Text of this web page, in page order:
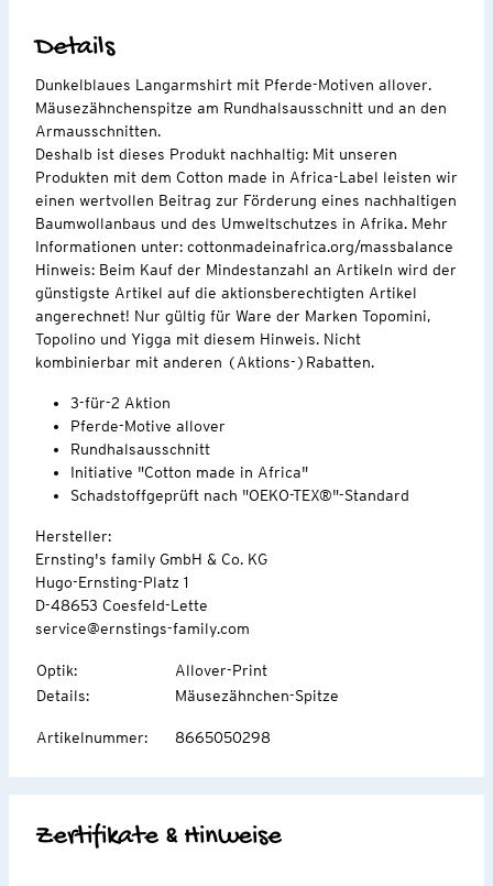
Details
Dunkelblaues Langarmshirt mit Pferde-Motiven allover.
Mäusezähnchenspitze am Rundhalsausschnitt und an den
Armausschnitten.
Deshalb ist dieses Produkt nachhaltig: Mit unseren
Produkten mit dem Cotton made in Africa-Label leisten wir
einen wertvollen Beitrag zur Förderung eines nachhaltigen
Baumwollanbaus und des Umweltschutzes in Afrika. Mehr
Informationen unter: cottonmadeinafrica.org/massbalance
Hinweis: Beim Kauf der Mindestanzahl an Artikeln wird der
günstigste Artikel auf die aktionsberechtigten Artikel
angerechnet! Nur gültig für Ware der Marken Topomini,
Topolino und Yigga mit diesem Hinweis. Nicht
kombinierbar mit anderen (Aktions-)Rabatten.
3-für-2 Aktion
Pferde-Motive allover
Rundhalsausschnitt
Initiative "Cotton made in Africa"
Schadstoffgeprüft nach "OEKO-TEX®"-Standard
Hersteller:
Ernsting's family GmbH & Co. KG
Hugo-Ernsting-Platz 1
D-48653 Coesfeld-Lette
service@ernstings-family.com
Optik:
Allover-Print
Details: Mäusezähnchen-Spitze
Artikelnummer: 8665050298
Zertifikate & Hinweise